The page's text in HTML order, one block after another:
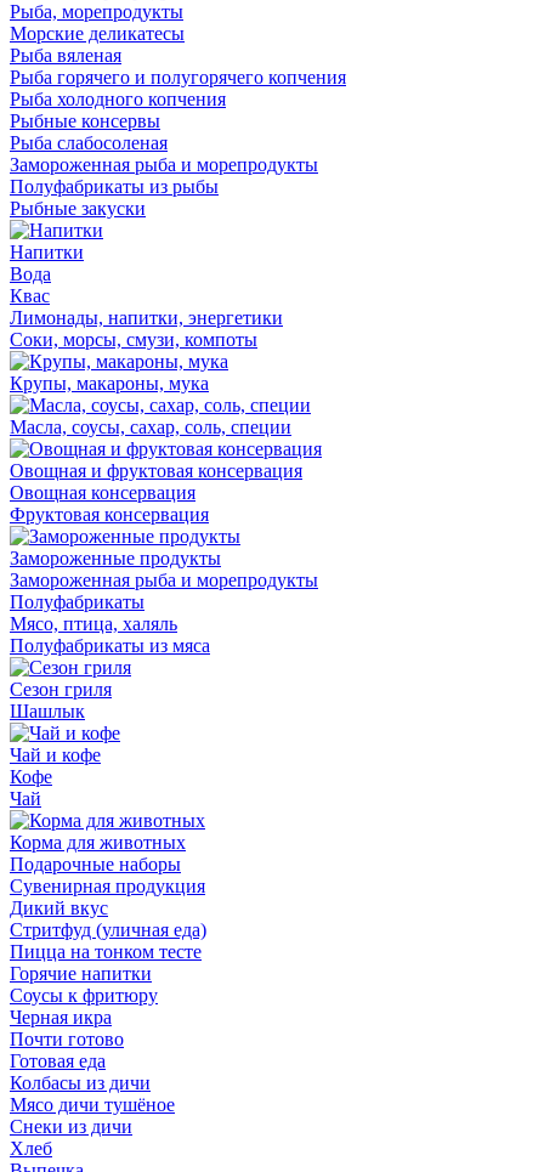
Рыба, морепродукты
Морские деликатесы
Рыба вяленая
Рыба горячего и полугорячего копчения
Рыба холодного копчения
Рыбные консервы
Рыба слабосоленая
Замороженная рыба и морепродукты
Полуфабрикаты из рыбы
Рыбные закуски
Напитки
Вода
Квас
Лимонады, напитки, энергетики
Соки, морсы, смузи, компоты
Крупы, макароны, мука
Масла, соусы, сахар, соль, специи
Овощная и фруктовая консервация
Овощная консервация
Фруктовая консервация
Замороженные продукты
Замороженная рыба и морепродукты
Полуфабрикаты
Мясо, птица, халяль
Полуфабрикаты из мяса
Сезон гриля
Шашлык
Чай и кофе
Кофе
Чай
Корма для животных
Подарочные наборы
Сувенирная продукция
Дикий вкус
Стритфуд (уличная еда)
Пицца на тонком тесте
Горячие напитки
Соусы к фритюру
Черная икра
Почти готово
Готовая еда
Колбасы из дичи
Мясо дичи тушёное
Снеки из дичи
Хлеб